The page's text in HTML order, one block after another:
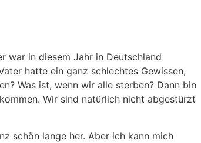
war in diesem Jahr in Deutschland
hatte ein ganz schlechtes Gewissen,
Was ist, wenn wir alle sterben? Dann bin
Wir sind natürlich nicht abgestürzt
schön lange her. Aber ich kann mich